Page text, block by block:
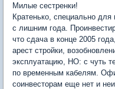
Милые сестренки!
Кратенько, специально
с лишним года.
что сдача в конце 2005
арест стройки,
эксплуатацию, НО: с чуть
по временным кабелям.
соинвесторам еще нет и